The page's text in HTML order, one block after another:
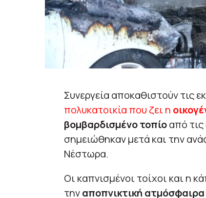
Συνεργεία αποκαθιστούν τις
πολυκατοικία που ζει η
βομβαρδισμένο τοπίοαπό τις
σημειώθηκαν μετά και την
Νέστωρα.
Οι καπνισμένοι τοίχοι και η
τηναποπνικτική ατμόσφαιρα